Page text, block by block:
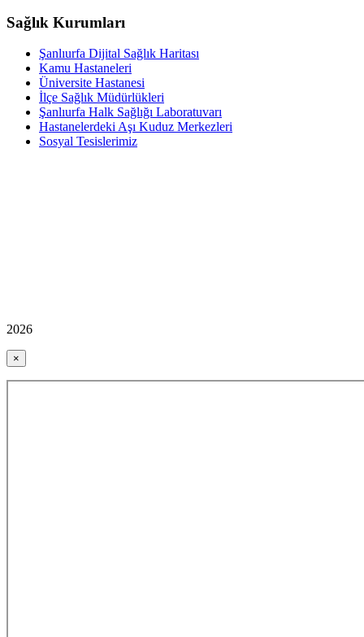
Sağlık Kurumları
Şanlıurfa Dijital Sağlık Haritası
Kamu Hastaneleri
Üniversite Hastanesi
İlçe Sağlık Müdürlükleri
Şanlıurfa Halk Sağlığı Laboratuvarı
Hastanelerdeki Aşı Kuduz Merkezleri
Sosyal Tesislerimiz
2026
×